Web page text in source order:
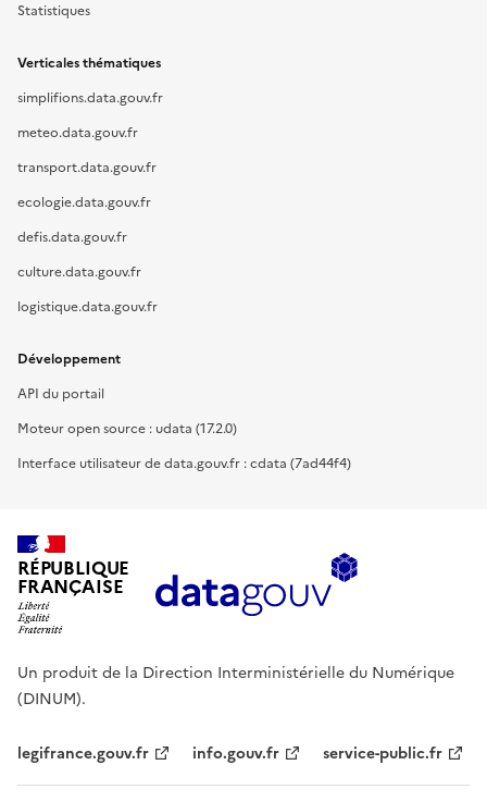
Statistiques
Verticales thématiques
simplifions.data.gouv.fr
meteo.data.gouv.fr
transport.data.gouv.fr
ecologie.data.gouv.fr
defis.data.gouv.fr
culture.data.gouv.fr
logistique.data.gouv.fr
Développement
API du portail
Moteur open source : udata (17.2.0)
Interface utilisateur de data.gouv.fr : cdata (7ad44f4)
RÉPUBLIQUE
FRANÇAISE
Un produit de la Direction Interministérielle du Numérique
(DINUM).
legifrance.gouv.fr info.gouv.fr service-public.fr